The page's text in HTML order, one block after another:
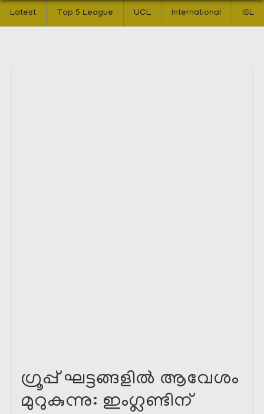
Latest Top 5 League UCL International ISL
ഗ്രൂപ്പ് ഘട്ടങ്ങളിൽ ആവേശം
മുറുകുന്നു: ഇംഗ്ലണ്ടിന്